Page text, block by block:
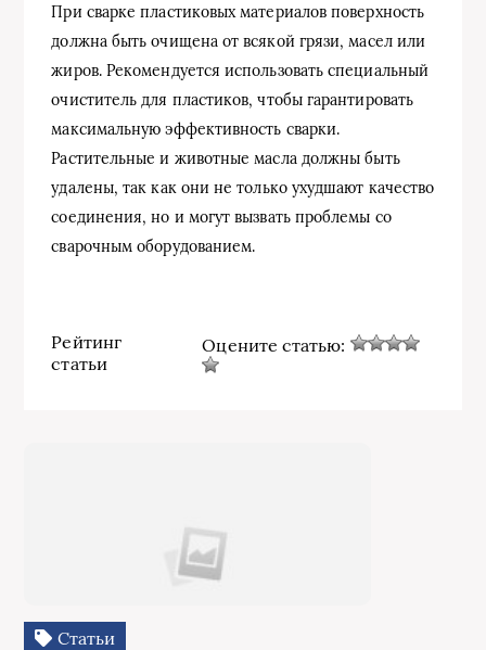
При сварке пластиковых материалов поверхность
должна быть очищена от всякой грязи, масел или
жиров. Рекомендуется использовать специальный
очиститель для пластиков, чтобы гарантировать
максимальную эффективность сварки.
Растительные и животные масла должны быть
удалены, так как они не только ухудшают качество
соединения, но и могут вызвать проблемы со
сварочным оборудованием.
Рейтинг
статьи
Оцените статью:
Статьи